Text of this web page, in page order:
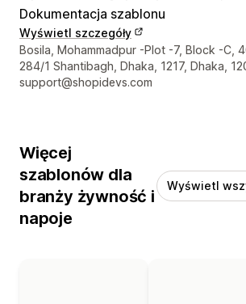
Dokumentacja szablonu
Wyświetl szczegóły
Dane kontaktowe projektanta
Bosila, Mohammadpur -Plot -7, Block -C,
284/1 Shantibagh, Dhaka, 1217, Dhaka,
support@shopidevs.com
Więcej
szablonów dla
branży żywność i
napoje
Wyświetl